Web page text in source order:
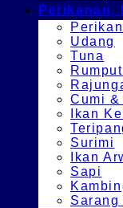
Perikanan,
Udang
Tuna
Cumi &
Ikan
Surimi
Ikan
Sapi
Sarang